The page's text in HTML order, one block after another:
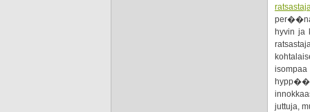
hyvin ja
juttuja,